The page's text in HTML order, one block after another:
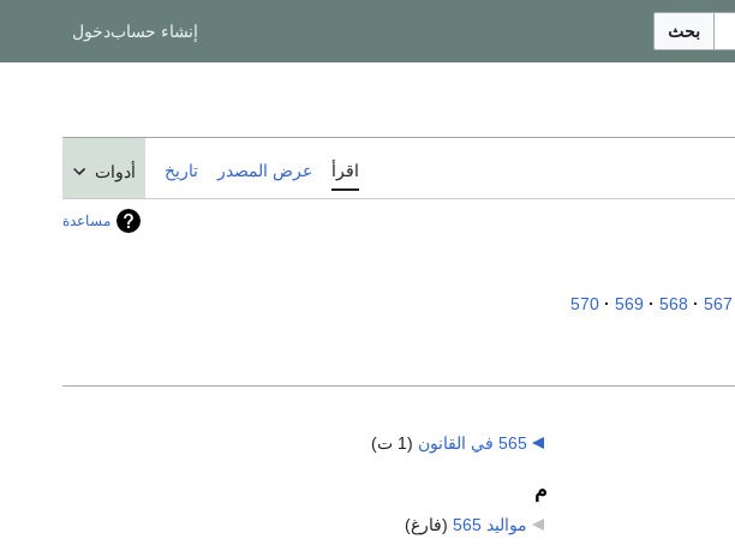
بحث إنشاء حسابدخول
اقرأ عرض المصدر تاريخ أدوات
مساعدة
567
568
569
570
565 في القانون (1 ت)
م
مواليد 565 (فارغ)